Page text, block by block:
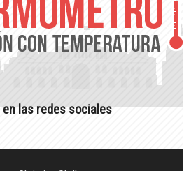
en las redes sociales